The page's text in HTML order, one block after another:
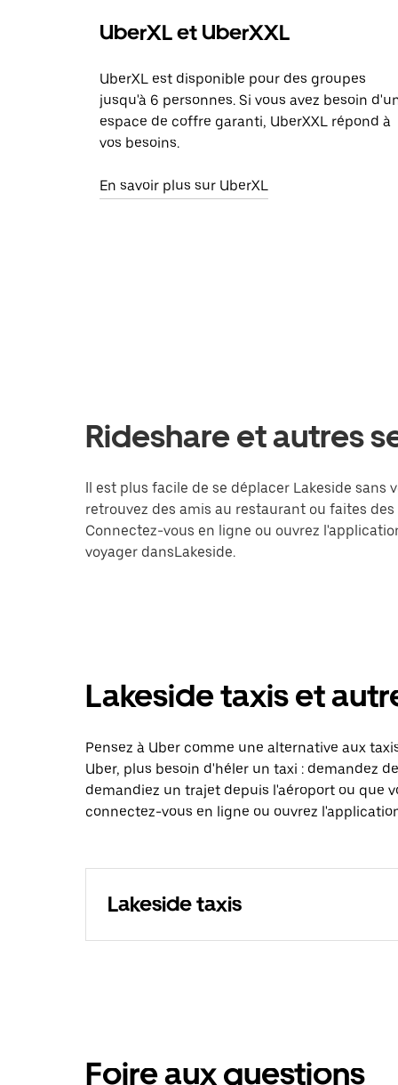
UberXL et UberXXL
UberXL est disponible pour des groupes
jusqu'à 6 personnes. Si vous avez besoin
espace de coffre garanti, UberXXL répond à
vos besoins.
En savoir plus sur UberXL
Rideshare et autres
Il est plus facile de se déplacer Lakeside
retrouvez des amis au restaurant ou faites
Connectez-vous en ligne ou ouvrez
voyager dansLakeside.
Lakeside taxis et
Pensez à Uber comme une alternative aux
Uber, plus besoin d'héler un taxi : demandez
demandiez un trajet depuis l'aéroport ou que
connectez-vous en ligne ou ouvrez
Lakeside taxis
Foire aux questions